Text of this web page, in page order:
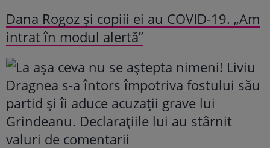
Dana Rogoz și copiii ei au COVID-19. „Am
intrat în modul alertă”